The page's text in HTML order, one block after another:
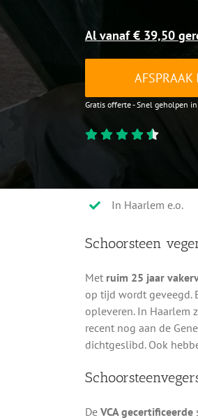
Al vanaf € 39,50
AFSPRAAK
Gratis offerte - Snel geholpen
In Haarlem e.o.
Schoorsteen
Met ruim 25 jaar
op tijd wordt geveegd.
opleveren. In Haarlem
recent nog aan de
dichtgeslibd. Ook
De VCA gecertificeerde